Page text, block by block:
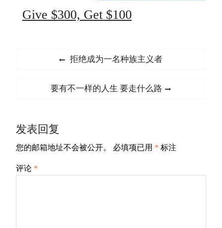
Give $300, Get $100
Previous
拒绝成为一名种族主义者
Next
要有不一样的人生 要走什么路
发表回复
您的邮箱地址不会被公开。 必填项已用 * 标注
评论 *